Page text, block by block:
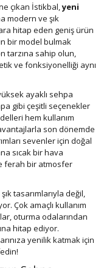
çıkan İstikbal,yeni
modern ve şık
hitap eden geniş ürün
bir model bulmak
tarzına sahip olun,
ve fonksiyonelliği aynı
ayaklı sehpa
gibi çeşitli seçenekler
hem kullanım
son dönemde
sevenler için doğal
sıcak bir hava
ferah bir atmosfer
tasarımlarıyla değil,
Çok amaçlı kullanım
oturma odalarından
hitap ediyor.
yenilik katmak için